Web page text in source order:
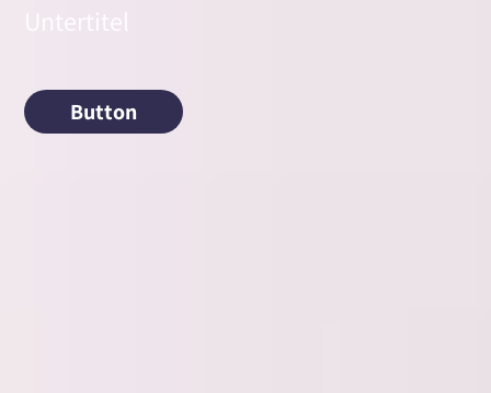
Untertitel
Button